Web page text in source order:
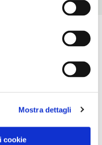
Mostra dettagli
cookie